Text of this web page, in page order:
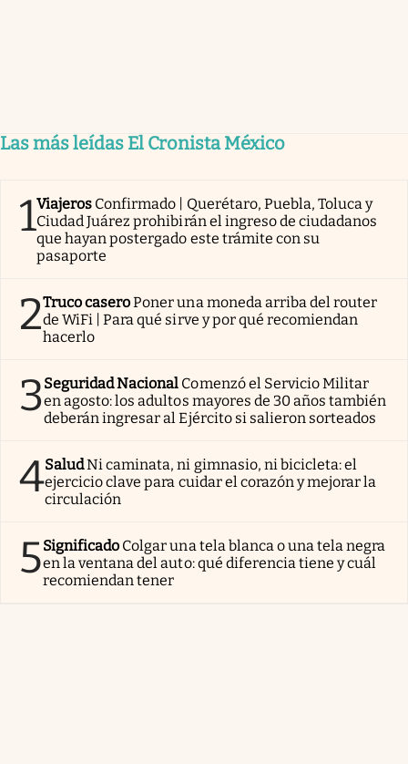
Las más leídas El Cronista México
1Viajeros Confirmado | Querétaro, Puebla, Toluca y
Ciudad Juárez prohibirán el ingreso de ciudadanos
que hayan postergado este trámite con su
pasaporte
2Truco caseroPoner una moneda arriba del router
de WiFi | Para qué sirve y por qué recomiendan
hacerlo
3Seguridad Nacional Comenzó el Servicio Militar
en agosto: los adultos mayores de 30 años también
deberán ingresar al Ejército si salieron sorteados
4SaludNi caminata, ni gimnasio, ni bicicleta: el
ejercicio clave para cuidar el corazón y mejorar la
circulación
5Significado Colgar una tela blanca o una tela negra
en la ventana del auto: qué diferencia tiene y cuál
recomiendan tener